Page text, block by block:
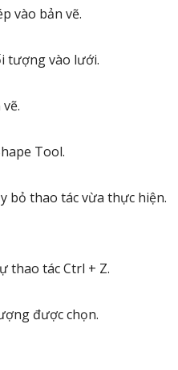
vào bản vẽ.
tượng vào lưới.
Tool.
bỏ thao tác vừa thực hiện.
thao tác Ctrl + Z.
được chọn.